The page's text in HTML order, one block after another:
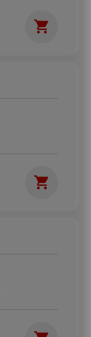
shopping_cart
shopping_cart